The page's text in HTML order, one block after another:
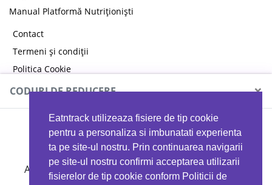
Eatntrack utilizeaza fisiere de tip cookie
pentru a personaliza si imbunatati experienta
ta pe site-ul nostru. Prin continuarea navigarii
pe site-ul nostru confirmi acceptarea utilizarii
fisierelor de tip cookie conform Politicii de
Manual Platformă Nutriționiști
Contact
Termeni și condiții
Politica Cookie
Politica de confidențialitate
CODURI DE REDUCERE ×
MYPROTEIN
Ai 40%reducere la orice comandă folosind codul